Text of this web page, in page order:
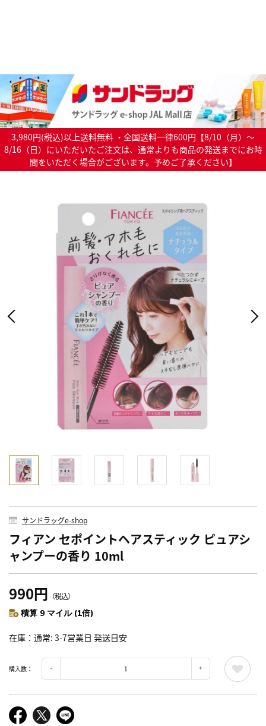
3,980円(税込)以上送料無料 ・全国送料一律600円【8/10（月）～
8/16（日）にいただいたご注文は、通常よりも商品の発送までにお時
間をいただく場合がございます。予めご了承ください】
サンドラッグe-shop
フィアン セポイントヘアスティック ピュアシ
ャンプーの香り 10ml
990円 （税込）
積算 9 マイル (1倍)
在庫 通常: 3-7営業日 発送目安
購入数：